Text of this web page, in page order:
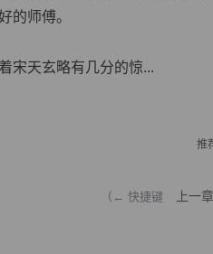
的师傅。
天玄略有几分的惊...
推
（← 快捷键 上一章